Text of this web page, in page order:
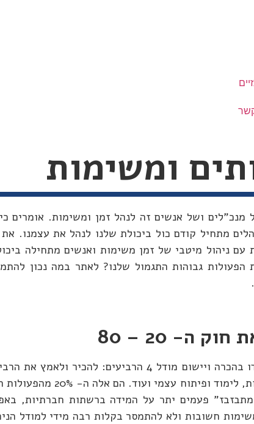
ומשימות
ושל אנשים זה לנהל זמן ומשימות. אומרים
מתחיל קודם כול ביכולת שלנו לנהל את עצמנו.
עם ניהול מיטבי של זמן משימות ואנשים מתחילה
גבוהות התגמול שלנו? לאתר במה נכון
ה- 20 – 80
חוק הפרטו הינו השלב הראשון שנכון לאמץ. השלבים הבאים יתמקדו בהכרה
כמנהלים וכעובדים "מתבזבז" פעמים יתר על המידה ברשתות
חשובות ולא להתמסר בקלות רבה מידי למודל